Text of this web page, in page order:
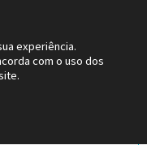
experiência.
com o uso dos